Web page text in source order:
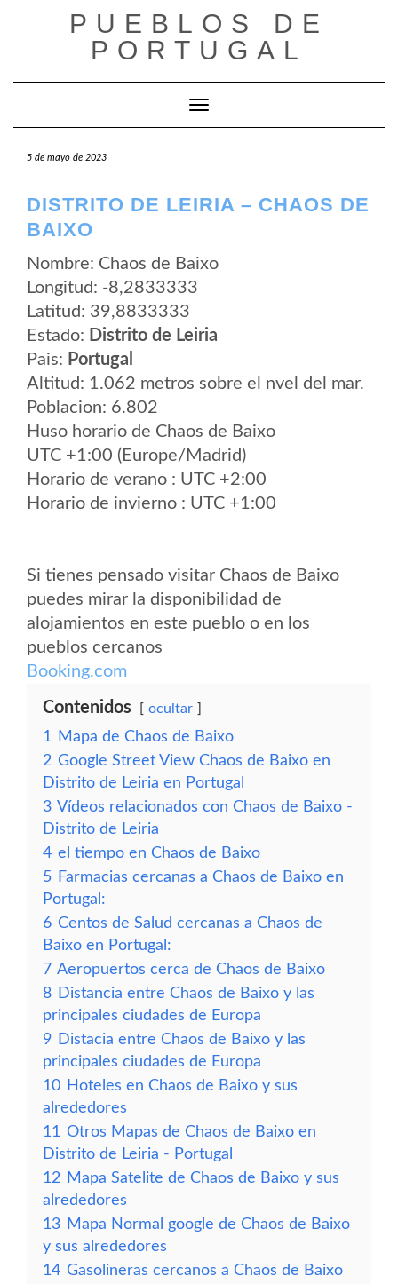
PUEBLOS DE
PORTUGAL
Cambiar modo de navegación
5 de mayo de 2023
DISTRITO DE LEIRIA – CHAOS DE
BAIXO
Nombre: Chaos de Baixo
Longitud: -8,2833333
Latitud: 39,8833333
Estado: Distrito de Leiria
Pais: Portugal
Altitud: 1.062 metros sobre el nvel del mar.
Poblacion: 6.802
Huso horario de Chaos de Baixo
UTC +1:00 (Europe/Madrid)
Horario de verano : UTC +2:00
Horario de invierno : UTC +1:00
Si tienes pensado visitar Chaos de Baixo
puedes mirar la disponibilidad de
alojamientos en este pueblo o en los
pueblos cercanos
Booking.com
Contenidos ocultar
1
Mapa de Chaos de Baixo
2 Google Street View Chaos de Baixo en
Distrito de Leiria en Portugal
3 Vídeos relacionados con Chaos de Baixo -
Distrito de Leiria
4 el tiempo en Chaos de Baixo
5 Farmacias cercanas a Chaos de Baixo en
Portugal:
6 Centos de Salud cercanas a Chaos de
Baixo en Portugal:
7 Aeropuertos cerca de Chaos de Baixo
8 Distancia entre Chaos de Baixo y las
principales ciudades de Europa
9 Distacia entre Chaos de Baixo y las
principales ciudades de Europa
10 Hoteles en Chaos de Baixo y sus
alrededores
11 Otros Mapas de Chaos de Baixo en
Distrito de Leiria - Portugal
12 Mapa Satelite de Chaos de Baixo y sus
alrededores
13 Mapa Normal google de Chaos de Baixo
y sus alrededores
14 Gasolineras cercanos a Chaos de Baixo